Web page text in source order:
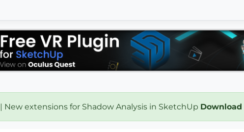
| New extensions for Shadow Analysis in SketchUp Download